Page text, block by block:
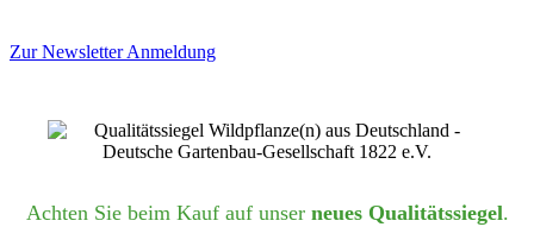
Zur Newsletter Anmeldung
Achten Sie beim Kauf auf unser neues Qualitätssiegel.